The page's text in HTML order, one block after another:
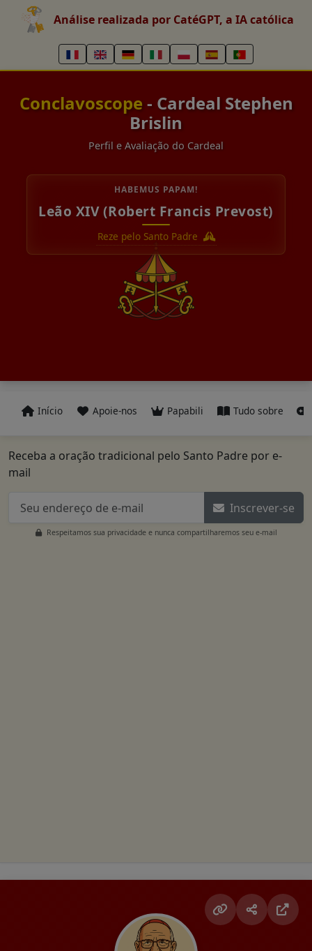
Análise realizada por CatéGPT, a IA católica
Conclavoscope - Cardeal Stephen
Brislin
Perfil e Avaliação do Cardeal
HABEMUS PAPAM!
Leão XIV (Robert Francis Prevost)
Reze pelo Santo Padre
Início Apoie-nos Papabili Tudo sobre
Receba a oração tradicional pelo Santo Padre por e-
mail
Inscrever-se
Respeitamos sua privacidade e nunca compartilharemos seu e-mail